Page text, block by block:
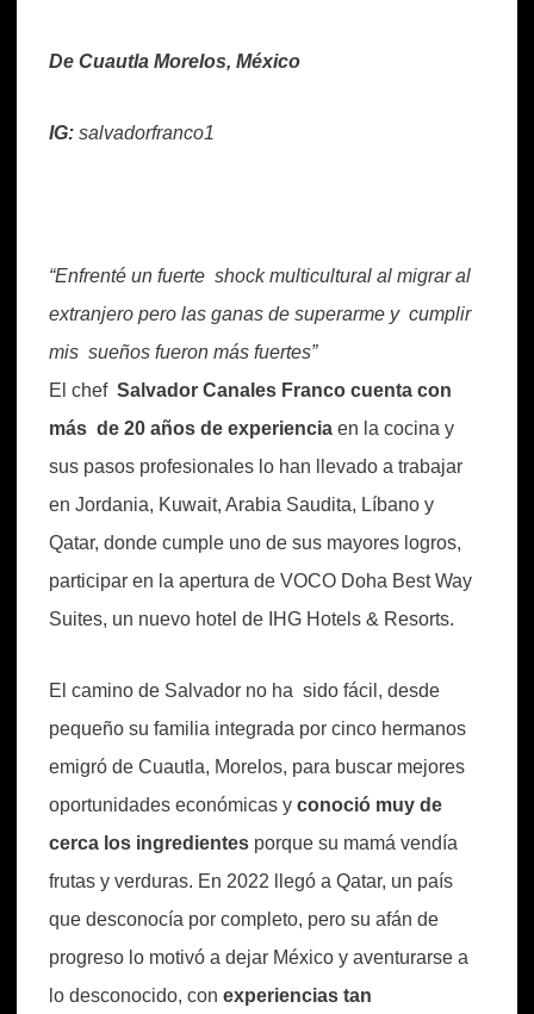
De Cuautla Morelos, México
IG: salvadorfranco1
“Enfrenté un fuerte shock multicultural al migrar al
extranjero pero las ganas de superarme y cumplir
mis sueños fueron más fuertes”
El chef Salvador Canales Franco cuenta con
más de 20 años de experiencia en la cocina y
sus pasos profesionales lo han llevado a trabajar
en Jordania, Kuwait, Arabia Saudita, Líbano y
Qatar, donde cumple uno de sus mayores logros,
participar en la apertura de VOCO Doha Best Way
Suites, un nuevo hotel de IHG Hotels & Resorts.
El camino de Salvador no ha sido fácil, desde
pequeño su familia integrada por cinco hermanos
emigró de Cuautla, Morelos, para buscar mejores
oportunidades económicas y conoció muy de
cerca los ingredientes porque su mamá vendía
frutas y verduras. En 2022 llegó a Qatar, un país
que desconocía por completo, pero su afán de
progreso lo motivó a dejar México y aventurarse a
lo desconocido, con experiencias tan